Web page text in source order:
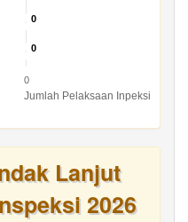
Jumlah Pelaksaan Inpeksi
0
0
0
0
0
Lanjut
2026